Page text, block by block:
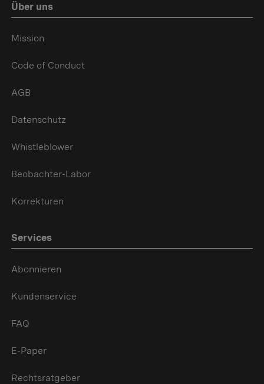
Über uns
Mission
Code of Conduct
AGB
Datenschutz
Whistleblower
Beobachter-Labor
Korrekturen
Services
Abonnieren
Kundenservice
FAQ
E-Paper
Rechtsratgeber